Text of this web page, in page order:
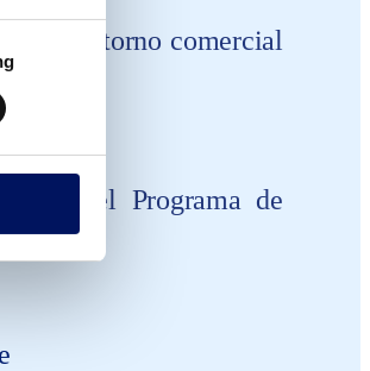
un entorno comercial
del Programa de